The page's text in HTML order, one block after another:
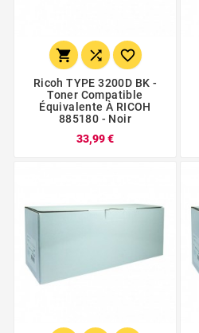
  
Ricoh TYPE 3200D BK -
Toner Compatible
Équivalente À RICOH
885180 - Noir
33,99 €